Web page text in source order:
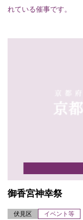
れている催事です。
御香宮神幸祭
伏見区 イベント等